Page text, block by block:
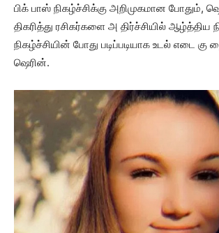
பிக் பாஸ் நிகழ்ச்சிக்கு அறிமுகமான போதும்,
திகரித்து ரசிகர்களை அ திர்ச்சியில் ஆழ்த்திய
நிகழ்ச்சியின் போது படிப்படியாக உடல் எடை கு
ஷெரின்.